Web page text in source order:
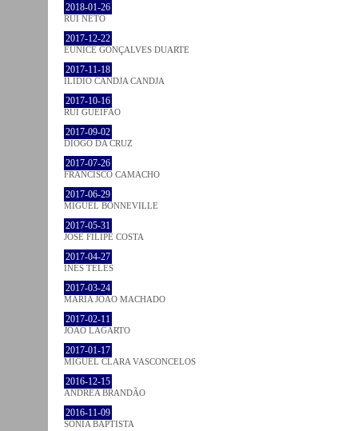
2018-01-26
RUI NETO
2017-12-22
EUNICE GONÇALVES DUARTE
2017-11-18
ILIDIO CANDJA CANDJA
2017-10-16
RUI GUEIFÃO
2017-09-02
DIOGO DA CRUZ
2017-07-26
FRANCISCO CAMACHO
2017-06-29
MIGUEL BONNEVILLE
2017-05-31
JOSÉ FILIPE COSTA
2017-04-27
INÊS TELES
2017-03-24
MARIA JOÃO MACHADO
2017-02-11
JOÃO LAGARTO
2017-01-17
MIGUEL CLARA VASCONCELOS
2016-12-15
ANDREA BRANDÃO
2016-11-09
SÓNIA BAPTISTA